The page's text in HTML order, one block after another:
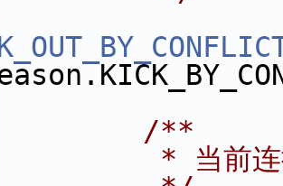
        /**
* 当前连